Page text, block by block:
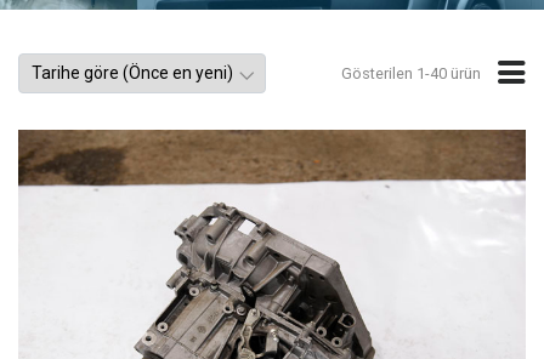
Gösterilen 1-40 ürün